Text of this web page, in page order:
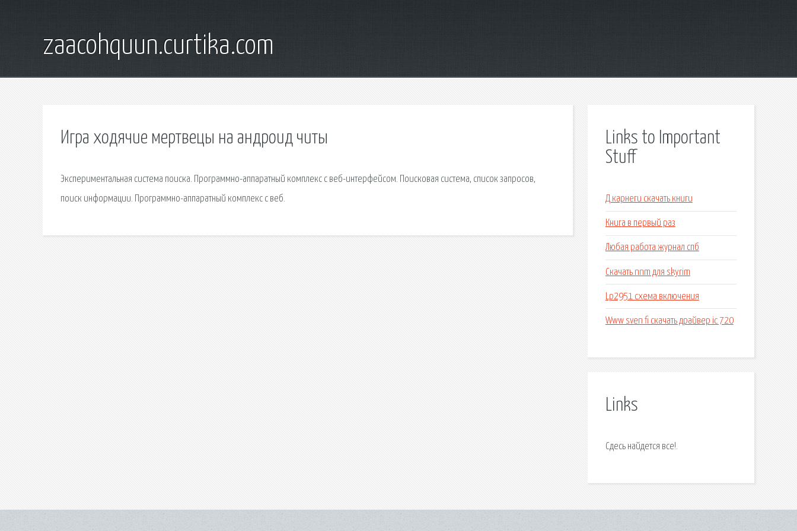
zaacohquun.curtika.com
Игра ходячие мертвецы на андроид читы
Экспериментальная система поиска. Программно-аппаратный комплекс с веб-интерфейсом. Поисковая сиcтема, список запросов,
поиск информации. Программно-аппаратный комплекс с веб.
Links to Important
Stuff
Д карнеги скачать книги
Книга в первый раз
Любая работа журнал спб
Скачать nnm для skyrim
Lp2951 схема включения
Www sven fi скачать драйвер ic 720
Links
Сдесь найдется все!.